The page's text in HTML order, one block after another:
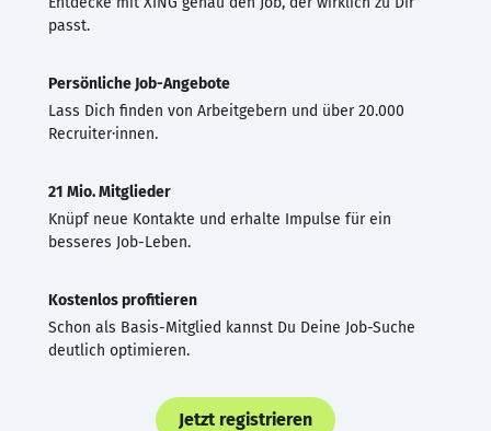
passt.
Persönliche Job-Angebote
Lass Dich finden von Arbeitgebern und über 20.000
Recruiter·innen.
21 Mio. Mitglieder
Knüpf neue Kontakte und erhalte Impulse für ein
besseres Job-Leben.
Kostenlos profitieren
Schon als Basis-Mitglied kannst Du Deine Job-Suche
deutlich optimieren.
Jetzt registrieren